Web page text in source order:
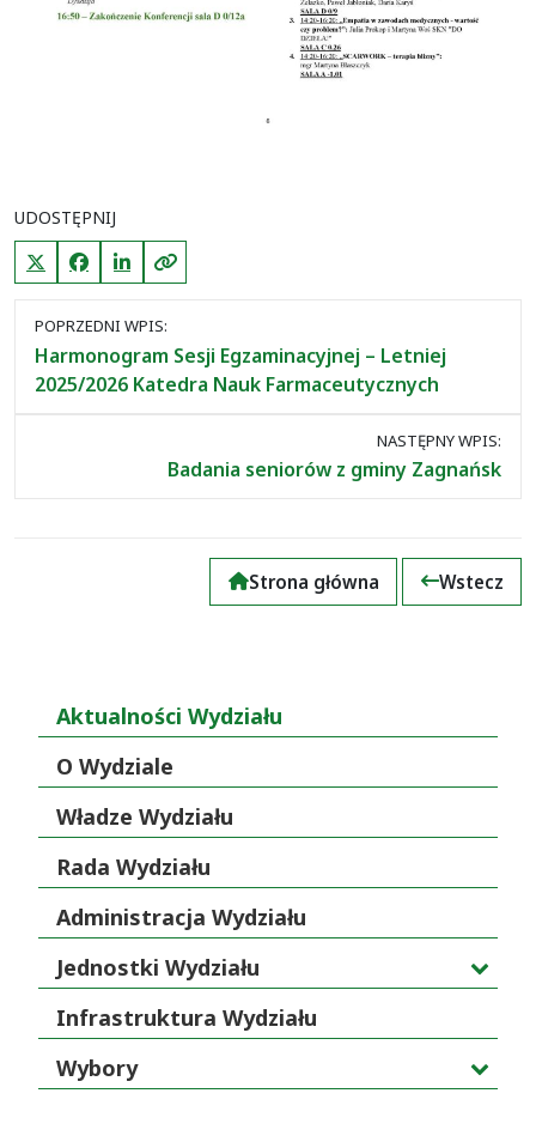
UDOSTĘPNIJ
X (Twitter)FacebookLinkedInKopiuj link
Nawigacja
między
wpisami
POPRZEDNI WPIS:
Harmonogram Sesji Egzaminacyjnej – Letniej
2025/2026 Katedra Nauk Farmaceutycznych
NASTĘPNY WPIS:
Badania seniorów z gminy Zagnańsk
Strona główna Wstecz
Aktualności Wydziału
O Wydziale
Władze Wydziału
Rada Wydziału
Administracja Wydziału
Jednostki Wydziału
Infrastruktura Wydziału
Wybory